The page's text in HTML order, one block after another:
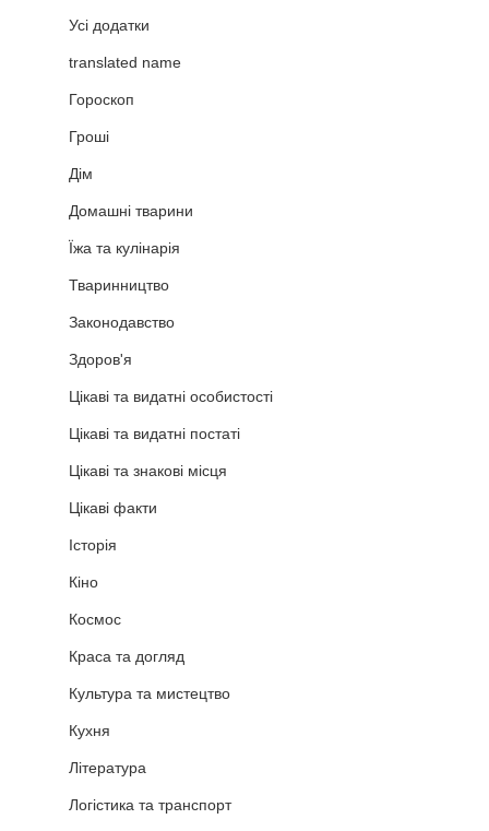
Усі додатки
translated name
Гороскоп
Гроші
Дім
Домашні тварини
Їжа та кулінарія
Тваринництво
Законодавство
Здоров'я
Цікаві та видатні особистості
Цікаві та видатні постаті
Цікаві та знакові місця
Цікаві факти
Історія
Кіно
Космос
Краса та догляд
Культура та мистецтво
Кухня
Література
Логістика та транспорт